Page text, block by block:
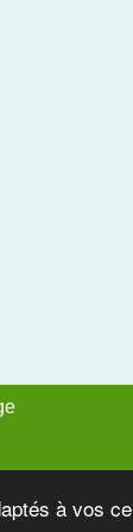
à vos